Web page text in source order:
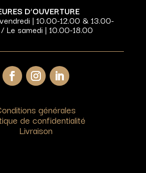
D’OUVERTURE
| 10.00-12.00 & 13.00-
Le samedi | 10.00-18.00
générales
de confidentialité
Livraison